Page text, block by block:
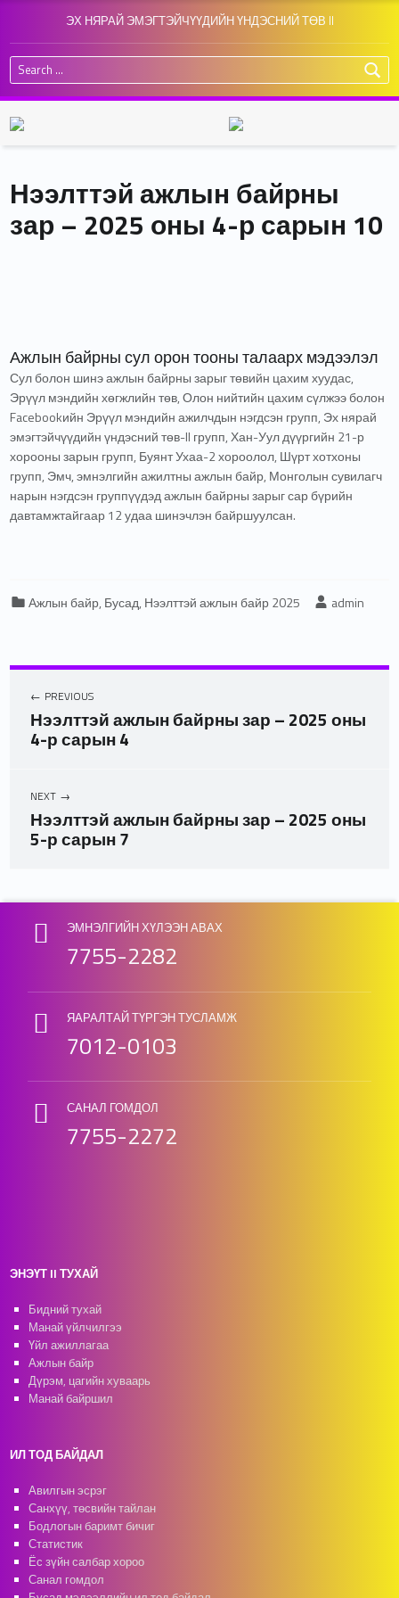
ЭХ НЯРАЙ ЭМЭГТЭЙЧҮҮДИЙН ҮНДЭСНИЙ ТӨВ II
Search for:
Нээлттэй ажлын байрны
зар – 2025 оны 4-р сарын 10
Ажлын байрны сул орон тооны талаарх мэдээлэл
Сул болон шинэ ажлын байрны зарыг төвийн цахим хуудас,
Эрүүл мэндийн хөгжлийн төв, Олон нийтийн цахим сүлжээ болон
Facebookийн Эрүүл мэндийн ажилчдын нэгдсэн групп, Эх нярай
эмэгтэйчүүдийн үндэсний төв-II групп, Хан-Уул дүүргийн 21-р
хорооны зарын групп, Буянт Ухаа-2 хороолол, Шүрт хотхоны
групп, Эмч, эмнэлгийн ажилтны ажлын байр, Монголын сувилагч
нарын нэгдсэн группүүдэд ажлын байрны зарыг сар бүрийн
давтамжтайгаар 12 удаа шинэчлэн байршуулсан.
Categorized in:
Ажлын байр, Бусад, Нээлттэй ажлын байр 2025 Written by:
admin
PREVIOUS
Нээлттэй ажлын байрны зар – 2025 оны
4-р сарын 4
NEXT
Нээлттэй ажлын байрны зар – 2025 оны
5-р сарын 7
ЭМНЭЛГИЙН ХҮЛЭЭН АВАХ
7755-2282
ЯАРАЛТАЙ ТҮРГЭН ТУСЛАМЖ
7012-0103
САНАЛ ГОМДОЛ
7755-2272
ЭНЭҮТ II ТУХАЙ
Бидний тухай
Манай үйлчилгээ
Үйл ажиллагаа
Ажлын байр
Дүрэм, цагийн хуваарь
Манай байршил
ИЛ ТОД БАЙДАЛ
Авилгын эсрэг
Санхүү, төсвийн тайлан
Бодлогын баримт бичиг
Статистик
Ёс зүйн салбар хороо
Санал гомдол